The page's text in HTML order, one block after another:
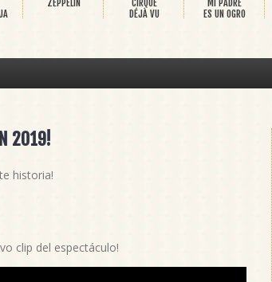
ZEPPELIN
CIRQUE
DÉJÀ VU
MI PADRE
ES UN OGRO
2019!
historia!
clip del espectáculo!